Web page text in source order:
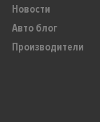
Новости
Авто блог
Производители